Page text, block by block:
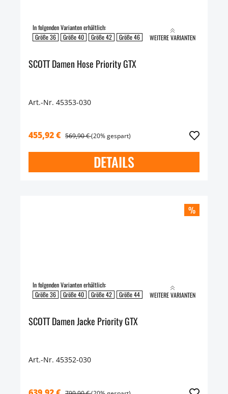
In folgenden Varianten erhältlich:
Größe 36
Größe 40 Größe 42 Größe 46 Größe 48
WEITERE VARIANTEN
SCOTT Damen Hose Priority GTX
Art.-Nr. 45353-030
455,92 € 569,90 €(20% gespart)
DETAILS
%
In folgenden Varianten erhältlich:
Größe 36
Größe 40 Größe 42 Größe 44 Größe 46
WEITERE VARIANTEN
SCOTT Damen Jacke Priority GTX
Art.-Nr. 45352-030